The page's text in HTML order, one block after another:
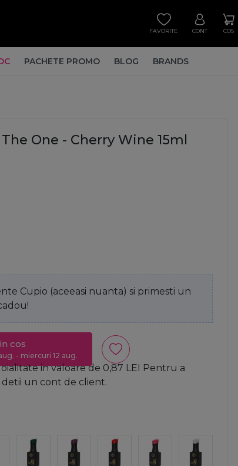
FAVORITE CONT COS
PACHETE PROMO BLOG BRANDS
One - Cherry Wine 15ml
Cupio (aceeasi nuanta) si primesti un
cos
- miercuri 12 aug.
in valoare de 0,87 LEI Pentru a
un cont de client.